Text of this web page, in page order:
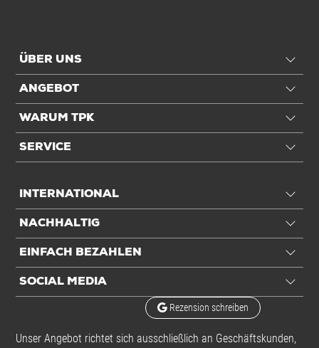
ÜBER UNS
ANGEBOT
WARUM TPK
SERVICE
INTERNATIONAL
NACHHALTIG
EINFACH BEZAHLEN
SOCIAL MEDIA
Rezension schreiben
Unser Angebot richtet sich ausschließlich an Geschäftskunden,